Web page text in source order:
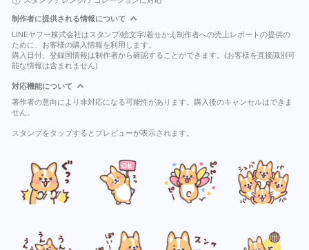
制作者に提供される情報について
LINEヤフー株式会社はスタンプ/絵文字/着せかえ制作者への売上レポートの提供の
ために、お客様の購入情報を利用します。
購入日付、登録国情報は制作者から確認することができます。(お客様を直接識別可
能な情報は含まれません)
対応機能について
著作者の意向により非対応になる可能性があります。購入後のキャンセルはできま
せん。
スタンプをタップするとプレビューが表示されます。